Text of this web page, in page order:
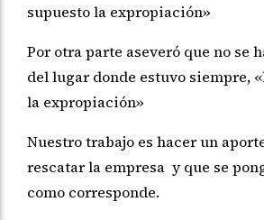
supuesto la expropiación»
Por otra parte aseveró que no se
del lugar donde estuvo siempre,
la expropiación»
Nuestro trabajo es hacer un
rescatar la empresa y que se
como corresponde.